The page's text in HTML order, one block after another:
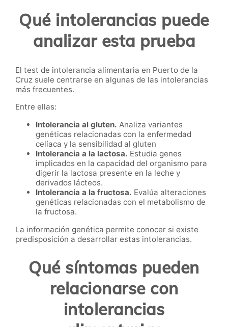
Qué intolerancias puede
analizar esta prueba
El test de intolerancia alimentaria en Puerto de la
Cruz suele centrarse en algunas de las intolerancias
más frecuentes.
Entre ellas:
Intolerancia al gluten. Analiza variantes
genéticas relacionadas con la enfermedad
celíaca y la sensibilidad al gluten
Intolerancia a la lactosa. Estudia genes
implicados en la capacidad del organismo para
digerir la lactosa presente en la leche y
derivados lácteos.
Intolerancia a la fructosa. Evalúa alteraciones
genéticas relacionadas con el metabolismo de
la fructosa.
La información genética permite conocer si existe
predisposición a desarrollar estas intolerancias.
Qué síntomas pueden
relacionarse con
intolerancias